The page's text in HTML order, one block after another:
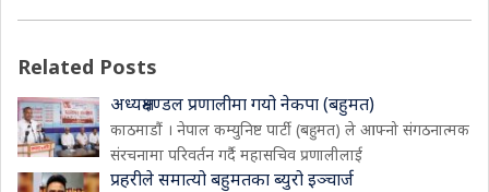
Related Posts
अध्यक्षमण्डल प्रणालीमा गयो नेकपा (बहुमत)
काठमाडौं । नेपाल कम्युनिष्ट पार्टी (बहुमत) ले आफ्नो संगठनात्मक
संरचनामा परिवर्तन गर्दै महासचिव प्रणालीलाई
प्रहरीले समात्यो बहुमतका ब्युरो इञ्चार्ज